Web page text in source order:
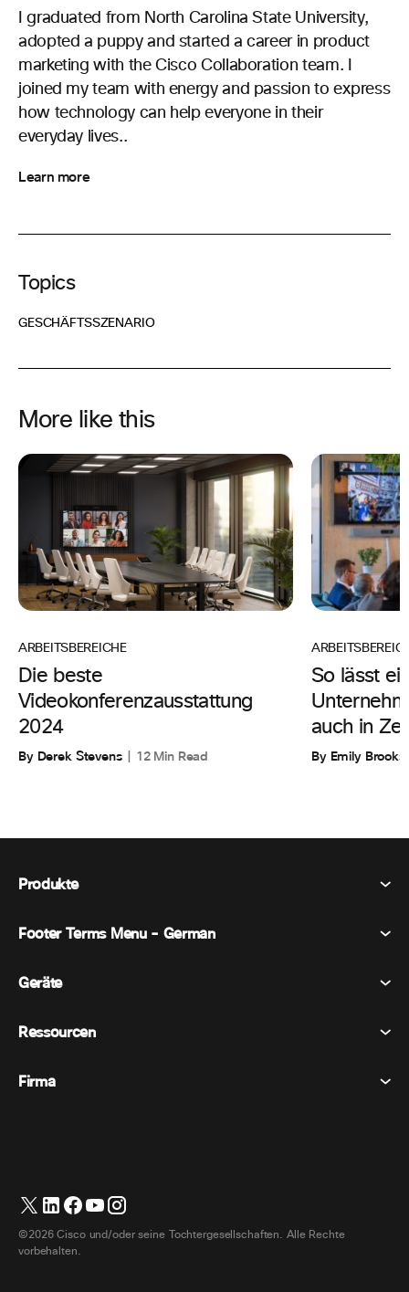
I graduated from North Carolina State University,
adopted a puppy and started a career in product
marketing with the Cisco Collaboration team. I
joined my team with energy and passion to express
how technology can help everyone in their
everyday lives..
Learn more
Topics
GESCHÄFTSSZENARIO
More like this
ARBEITSBEREICHE
Die beste
Videokonferenzausstattung
2024
By Derek Stevens 12 Min Read
So lässt
auch in
By Emily Brooks
Produkte
Webex Suite
Nachrichten
Veranstaltungen
Whiteboarding
Cloud-Kontaktcenter
Footer Terms Menu - German
Allgemeine Geschäftsbedingungen
Marken
English (Englisch)
Français (Französisch)
Geräte
Raumgeräte
Kopfhörer
Zimmerzubehör
Ressourcen
Preise
Webinare Ansehen
Firma
Support kontaktieren
Kontakt Vertrieb
©2026 Cisco und/oder seine Tochtergesellschaften. Alle Rechte
vorbehalten.